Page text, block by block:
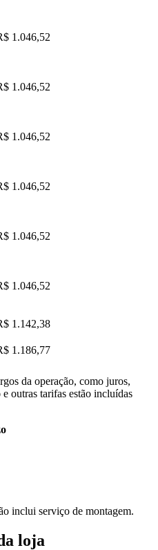
1.046,52
1.046,52
1.046,52
1.046,52
1.046,52
1.046,52
1.142,38
1.186,77
da operação, como juros,
outras tarifas estão incluídas
inclui serviço de montagem.
loja